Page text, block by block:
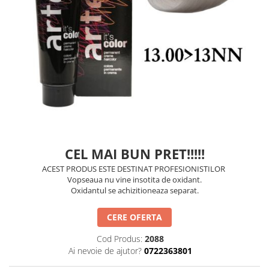
Balsam de par
Ceara de par si gel
Accesorii par
Cosmetice profesionale
Sampon de par
Tratamente si masca de par
Vopsea de par si oxidant
Balsam de par
Ingrijire corp
Lotiuni si creme de corp
CEL MAI BUN PRET!!!!!
ACEST PRODUS ESTE DESTINAT PROFESIONISTILOR
Vopseaua nu vine insotita de oxidant.
Oxidantul se achizitioneaza separat.
CERE OFERTA
Cod Produs: 2088
Ai nevoie de ajutor? 0722363801